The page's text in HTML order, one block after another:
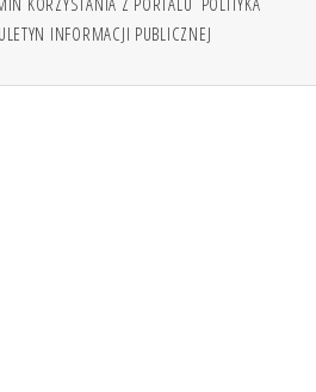
INFORMACJI PUBLICZNEJ